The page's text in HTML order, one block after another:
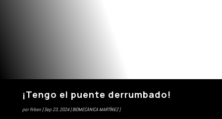
¡Tengo el puente derrumbado!
porfirben Sep 23, 2024 BIOMECÁNICA MARTÍNEZ